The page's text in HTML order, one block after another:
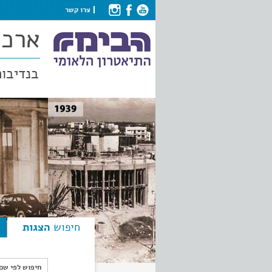
צרו קשר
חיפוש הצגות
חיפוש לפי